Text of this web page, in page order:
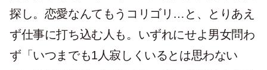
探し。恋愛なんてもうコリゴリ…と、とりあえ
ず仕事に打ち込む人も。いずれにせよ男女問わ
ず「いつまでも1人寂しくいるとは思わない